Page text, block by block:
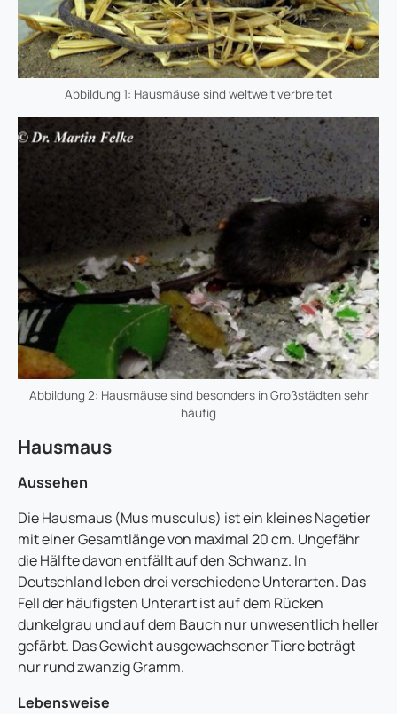
Abbildung 1: Hausmäuse sind weltweit verbreitet
Abbildung 2: Hausmäuse sind besonders in Großstädten sehr
häufig
Hausmaus
Aussehen
Die Hausmaus (Mus musculus) ist ein kleines Nagetier
mit einer Gesamtlänge von maximal 20 cm. Ungefähr
die Hälfte davon entfällt auf den Schwanz. In
Deutschland leben drei verschiedene Unterarten. Das
Fell der häufigsten Unterart ist auf dem Rücken
dunkelgrau und auf dem Bauch nur unwesentlich heller
gefärbt. Das Gewicht ausgewachsener Tiere beträgt
nur rund zwanzig Gramm.
Lebensweise